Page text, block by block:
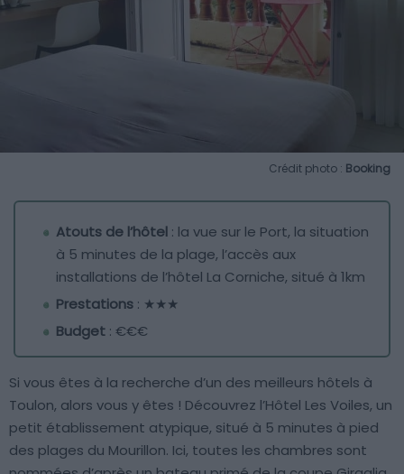
Crédit photo : Booking
Atouts de l’hôtel : la vue sur le Port, la situation
à 5 minutes de la plage, l’accès aux
installations de l’hôtel La Corniche, situé à 1km
Prestations : ★★★
Budget : €€€
Si vous êtes à la recherche d’un des meilleurs hôtels à
Toulon, alors vous y êtes ! Découvrez l’Hôtel Les Voiles, un
petit établissement atypique, situé à 5 minutes à pied
des plages du Mourillon. Ici, toutes les chambres sont